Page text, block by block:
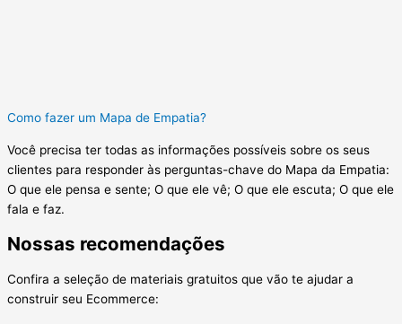
Como fazer um Mapa de Empatia?
Você precisa ter todas as informações possíveis sobre os seus
clientes para responder às perguntas-chave do Mapa da Empatia:
O que ele pensa e sente; O que ele vê; O que ele escuta; O que ele
fala e faz.
Nossas recomendações
Confira a seleção de materiais gratuitos que vão te ajudar a
construir seu Ecommerce: